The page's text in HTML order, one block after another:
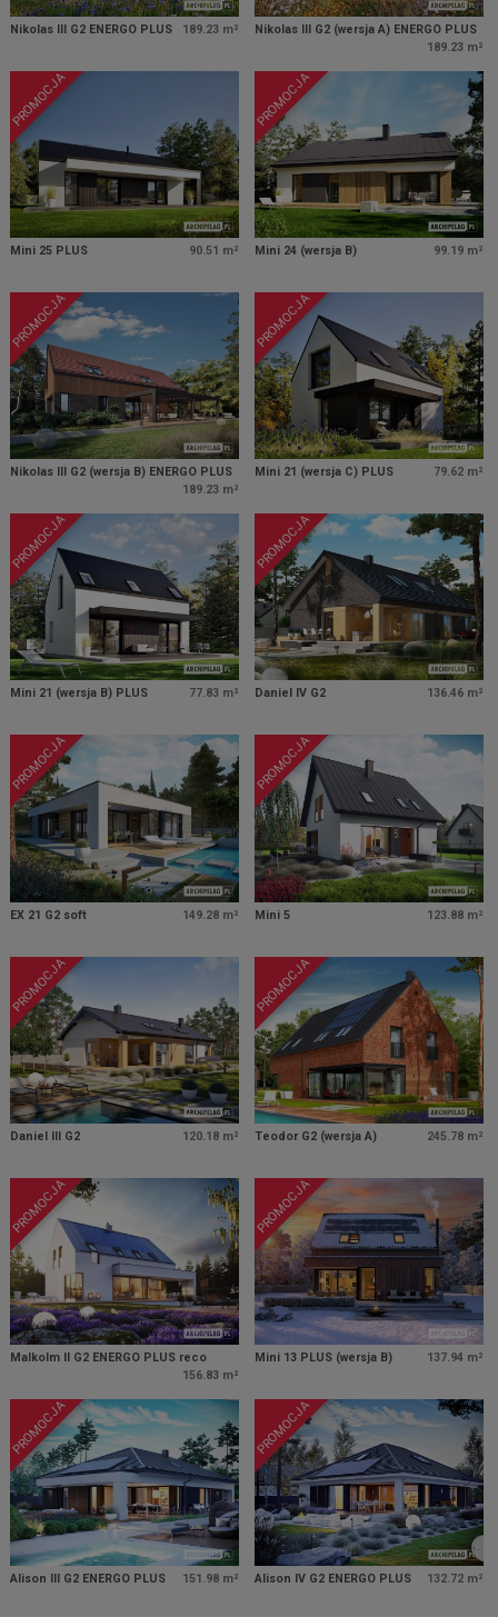
Nikolas III G2 ENERGO PLUS 189.23 m²
Nikolas III G2 (wersja A) ENERGO PLUS
189.23 m²
PROMOCJA
Mini 25 PLUS 90.51 m²
PROMOCJA
Mini 24 (wersja B) 99.19 m²
PROMOCJA
Nikolas III G2 (wersja B) ENERGO PLUS
189.23 m²
PROMOCJA
Mini 21 (wersja C) PLUS 79.62 m²
PROMOCJA
Mini 21 (wersja B) PLUS 77.83 m²
PROMOCJA
Daniel IV G2 136.46 m²
PROMOCJA
EX 21 G2 soft 149.28 m²
PROMOCJA
Mini 5 123.88 m²
PROMOCJA
Daniel III G2 120.18 m²
PROMOCJA
Teodor G2 (wersja A) 245.78 m²
PROMOCJA
Malkolm II G2 ENERGO PLUS reco
156.83 m²
PROMOCJA
Mini 13 PLUS (wersja B) 137.94 m²
PROMOCJA
Alison III G2 ENERGO PLUS 151.98 m²
PROMOCJA
Alison IV G2 ENERGO PLUS 132.72 m²